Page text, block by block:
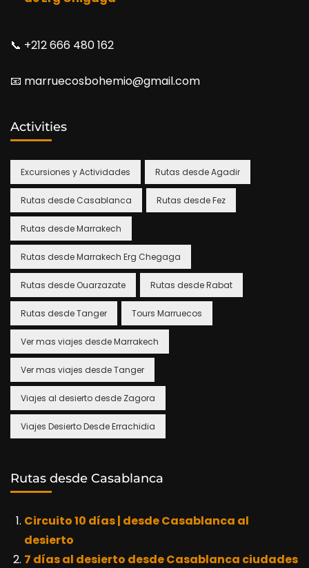
📞​ +212 666 480 162
📧​ marruecosbohemio@gmail.com
Activities
Excursiones y Actividades Rutas desde Agadir
Rutas desde Casablanca Rutas desde Fez
Rutas desde Marrakech
Rutas desde Marrakech Erg Chegaga
Rutas desde Ouarzazate Rutas desde Rabat
Rutas desde Tanger Tours Marruecos
Ver mas viajes desde Marrakech
Ver mas viajes desde Tanger
Viajes al desierto desde Zagora
Viajes Desierto Desde Errachidia
Rutas desde Casablanca
Circuito 10 días | desde Casablanca al
desierto
7 días al desierto desde Casablanca ciudades